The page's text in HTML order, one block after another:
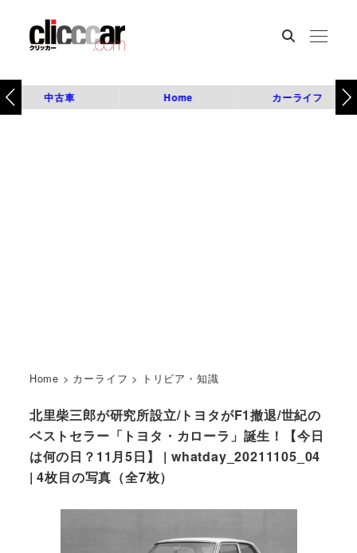
中古車 Home カーライフ
Home > カーライフ > トリビア・知識
北里柴三郎が研究所設立/トヨタがF1撤退/世紀の
ベストセラー「トヨタ・カローラ」誕生！【今日
は何の日？11月5日】 | whatday_20211105_04
| 4枚目の写真（全7枚）